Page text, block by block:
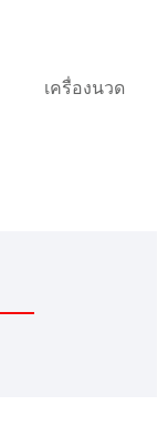
เครื่องนวด